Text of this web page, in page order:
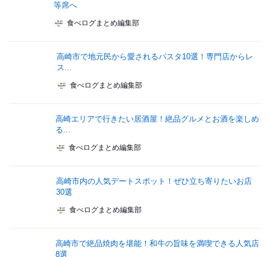
等席へ
食べログまとめ編集部
高崎市で地元民から愛されるパスタ10選！専門店からレ
ス...
食べログまとめ編集部
高崎エリアで行きたい居酒屋！絶品グルメとお酒を楽しめ
る...
食べログまとめ編集部
高崎市内の人気デートスポット！ぜひ立ち寄りたいお店
30選
食べログまとめ編集部
高崎市で絶品焼肉を堪能！和牛の旨味を満喫できる人気店
8選